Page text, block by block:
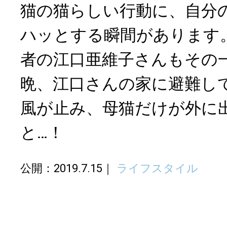
猫の猫らしい行動に、自分
ハッとする瞬間があります
者の江口亜維子さんもその
晩、江口さんの家に避難し
風が止み、母猫だけが外に
と…！
公開：2019.7.15 ライフスタイル